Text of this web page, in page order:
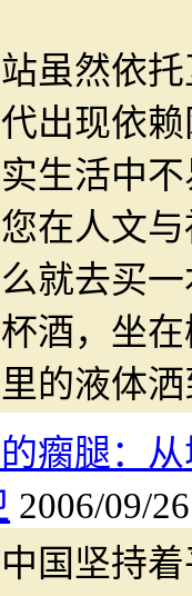
虽然依
出现依
生活中
在人文
就去买
酒，坐
的液体
瘸腿：
2006/09/
国坚持